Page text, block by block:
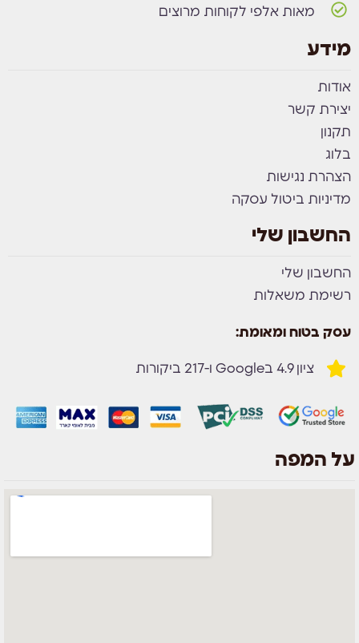
מאות אלפי לקוחות מרוצים
מידע
אודות
יצירת קשר
תקנון
בלוג
הצהרת נגישות
מדיניות ביטול עסקה
החשבון שלי
החשבון שלי
רשימת משאלות
עסק בטוח ומאומת:
ציון 4.9 בGoogle ו-217 ביקורות
על המפה